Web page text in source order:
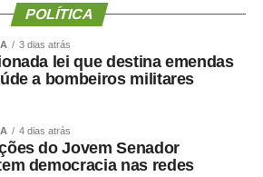
transparência e
para todos os candidatos.
POLÍTICA
3 dias atrás
lei que destina emendas
a bombeiros militares
4 dias atrás
do Jovem Senador
democracia nas redes